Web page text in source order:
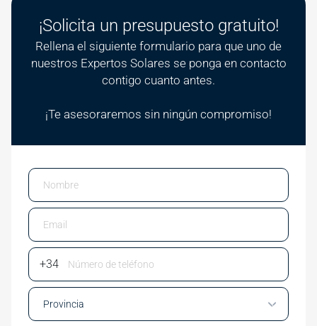
¡Solicita un presupuesto gratuito!
Rellena el siguiente formulario para que uno de
nuestros Expertos Solares se ponga en contacto
contigo cuanto antes.
¡Te asesoraremos sin ningún compromiso!
Email
Phone Number